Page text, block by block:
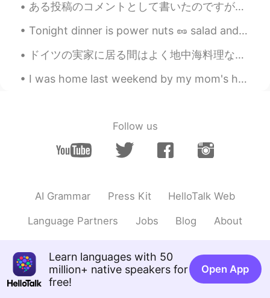
CN EN
you have enjoyed a long holiday😁
ある投稿のコメントとして書いたのですが、 皆さんにも共有したいと思います。 yes 一番丁寧 少しだけ硬い yeah/yea カジュアル 考えていた/考えているニュアンス yep/yup/...
Tonight dinner is power nuts 🥜 salad and butter cookies for dessert 🍪! I’m on a diet -_- sub whit...
ドイツの実家に居る間はよく地中海料理など作っています！モッツァレラチーズにヴァージンオリーブオイルとローズマリーをかけて、生バジル・オリーブ・トマトのサラダ、アンチョビ・赤たまねぎ・オリーブ・唐...
I was home last weekend by my mom's house visiting and got to see my dog. I wish I can see her ev...
Follow us
AI Grammar Press Kit HelloTalk Web
Language Partners Jobs Blog About
Learn languages with 50
million+ native speakers for
free!
Open App